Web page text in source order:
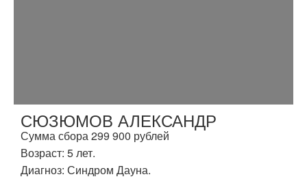
СЮЗЮМОВ АЛЕКСАНДР
Сумма сбора 299 900 рублей
Возраст: 5 лет.
Диагноз: Синдром Дауна.